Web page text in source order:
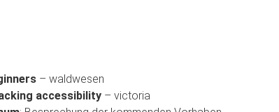
– waldwesen
accessibility– victoria